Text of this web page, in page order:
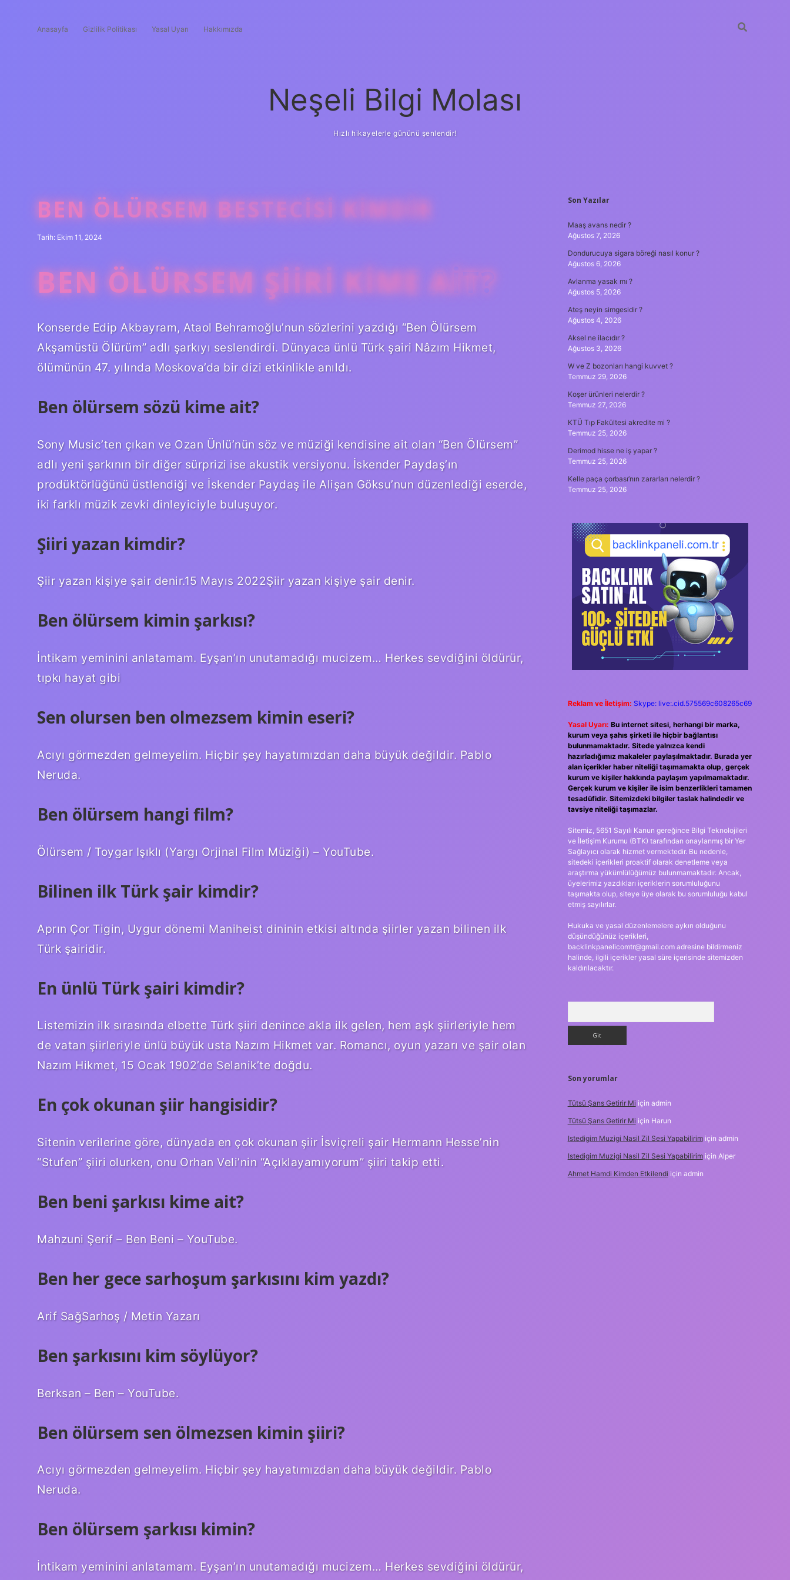
Anasayfa Gizlilik Politikası Yasal Uyarı Hakkımızda
Neşeli Bilgi Molası
Hızlı hikayelerle gününü şenlendir!
BEN ÖLÜRSEM BESTECISI KIMDIR
Tarih: Ekim 11, 2024
BEN ÖLÜRSEM ŞIIRI KIME AIT?
Konserde Edip Akbayram, Ataol Behramoğlu’nun sözlerini yazdığı “Ben Ölürsem
Akşamüstü Ölürüm” adlı şarkıyı seslendirdi. Dünyaca ünlü Türk şairi Nâzım Hikmet,
ölümünün 47. yılında Moskova’da bir dizi etkinlikle anıldı.
Ben ölürsem sözü kime ait?
Sony Music’ten çıkan ve Ozan Ünlü’nün söz ve müziği kendisine ait olan “Ben Ölürsem”
adlı yeni şarkının bir diğer sürprizi ise akustik versiyonu. İskender Paydaş’ın
prodüktörlüğünü üstlendiği ve İskender Paydaş ile Alişan Göksu’nun düzenlediği eserde,
iki farklı müzik zevki dinleyiciyle buluşuyor.
Şiiri yazan kimdir?
Şiir yazan kişiye şair denir.15 Mayıs 2022Şiir yazan kişiye şair denir.
Ben ölürsem kimin şarkısı?
İntikam yeminini anlatamam. Eyşan’ın unutamadığı mucizem… Herkes sevdiğini öldürür,
tıpkı hayat gibi
Sen olursen ben olmezsem kimin eseri?
Acıyı görmezden gelmeyelim. Hiçbir şey hayatımızdan daha büyük değildir. Pablo
Neruda.
Ben ölürsem hangi film?
Ölürsem / Toygar Işıklı (Yargı Orjinal Film Müziği) – YouTube.
Bilinen ilk Türk şair kimdir?
Aprın Çor Tigin, Uygur dönemi Maniheist dininin etkisi altında şiirler yazan bilinen ilk
Türk şairidir.
En ünlü Türk şairi kimdir?
Listemizin ilk sırasında elbette Türk şiiri denince akla ilk gelen, hem aşk şiirleriyle hem
de vatan şiirleriyle ünlü büyük usta Nazım Hikmet var. Romancı, oyun yazarı ve şair olan
Nazım Hikmet, 15 Ocak 1902’de Selanik’te doğdu.
En çok okunan şiir hangisidir?
Sitenin verilerine göre, dünyada en çok okunan şiir İsviçreli şair Hermann Hesse’nin
“Stufen” şiiri olurken, onu Orhan Veli’nin “Açıklayamıyorum” şiiri takip etti.
Ben beni şarkısı kime ait?
Mahzuni Şerif – Ben Beni – YouTube.
Ben her gece sarhoşum şarkısını kim yazdı?
Arif SağSarhoş / Metin Yazarı
Ben şarkısını kim söylüyor?
Berksan – Ben – YouTube.
Ben ölürsem sen ölmezsen kimin şiiri?
Acıyı görmezden gelmeyelim. Hiçbir şey hayatımızdan daha büyük değildir. Pablo
Neruda.
Ben ölürsem şarkısı kimin?
İntikam yeminini anlatamam. Eyşan’ın unutamadığı mucizem… Herkes sevdiğini öldürür,
SIDEBAR
Son Yazılar
Maaş avans nedir ?
Ağustos 7, 2026
Dondurucuya sigara böreği nasıl konur ?
Ağustos 6, 2026
Avlanma yasak mı ?
Ağustos 5, 2026
Ateş neyin simgesidir ?
Ağustos 4, 2026
Aksel ne ilacıdır ?
Ağustos 3, 2026
W ve Z bozonları hangi kuvvet ?
Temmuz 29, 2026
Koşer ürünleri nelerdir ?
Temmuz 27, 2026
KTÜ Tıp Fakültesi akredite mi ?
Temmuz 25, 2026
Derimod hisse ne iş yapar ?
Temmuz 25, 2026
Kelle paça çorbası’nın zararları nelerdir ?
Temmuz 25, 2026
Reklam ve İletişim: Skype: live:.cid.575569c608265c69
Yasal Uyarı: Bu internet sitesi, herhangi bir marka,
kurum veya şahıs şirketi ile hiçbir bağlantısı
bulunmamaktadır. Sitede yalnızca kendi
hazırladığımız makaleler paylaşılmaktadır. Burada yer
alan içerikler haber niteliği taşımamakta olup, gerçek
kurum ve kişiler hakkında paylaşım yapılmamaktadır.
Gerçek kurum ve kişiler ile isim benzerlikleri tamamen
tesadüfidir. Sitemizdeki bilgiler taslak halindedir ve
tavsiye niteliği taşımazlar.
Sitemiz, 5651 Sayılı Kanun gereğince Bilgi Teknolojileri
ve İletişim Kurumu (BTK) tarafından onaylanmış bir Yer
Sağlayıcı olarak hizmet vermektedir. Bu nedenle,
sitedeki içerikleri proaktif olarak denetleme veya
araştırma yükümlülüğümüz bulunmamaktadır. Ancak,
üyelerimiz yazdıkları içeriklerin sorumluluğunu
taşımakta olup, siteye üye olarak bu sorumluluğu kabul
etmiş sayılırlar.
Hukuka ve yasal düzenlemelere aykırı olduğunu
düşündüğünüz içerikleri,
backlinkpanelicomtr@gmail.comadresine bildirmeniz
halinde, ilgili içerikler yasal süre içerisinde sitemizden
kaldırılacaktır.
Son yorumlar
Tütsü Şans Getirir Mi için admin
Tütsü Şans Getirir Mi için Harun
Istedigim Muzigi Nasil Zil Sesi Yapabilirimiçin admin
Istedigim Muzigi Nasil Zil Sesi Yapabilirimiçin Alper
Ahmet Hamdi Kimden Etkilendi için admin